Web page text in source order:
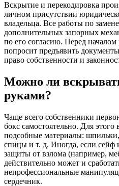
Вскрытие и перекодировка
личном присутствии
владельца. Все работы по
дополнительных запорных
по его согласию. Перед началом
попросит предъявить
право собственности и
Можно ли
руками?
Чаще всего собственники
бокс самостоятельно. Для этого
подсобные материалы:
спицы и т. д. Иногда, если сейф
защиты от взлома (например,
действительно может и
непрофессиональные
сердечник.